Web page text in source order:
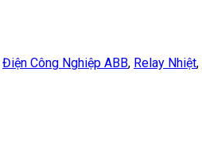
Điện Công Nghiệp ABB, Relay Nhiệt,